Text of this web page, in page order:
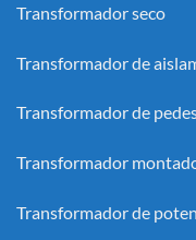
Transformador seco
Transformador de
Transformador de
Transformador
Transformador de